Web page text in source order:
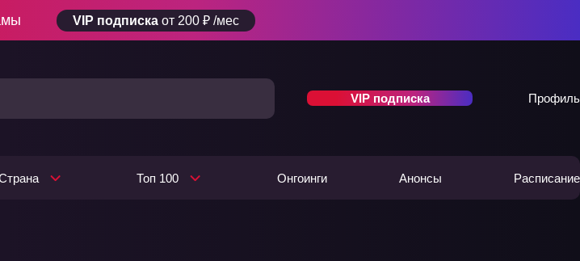
VIP подписка от 200 ₽ /мес
VIP подписка Профиль
Топ 100 Онгоинги Анонсы Расписание